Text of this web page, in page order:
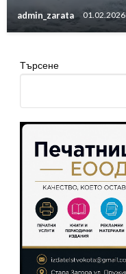
admin_zarata 01.02.2026
Търсене